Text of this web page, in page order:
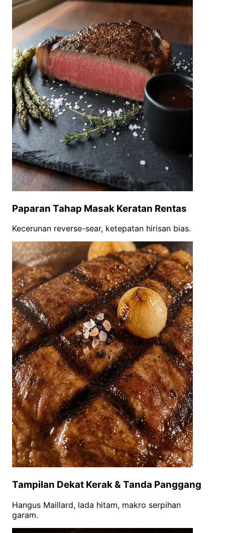
Paparan Tahap Masak Keratan Rentas
Kecerunan reverse-sear, ketepatan hirisan bias.
Tampilan Dekat Kerak & Tanda Panggang
Hangus Maillard, lada hitam, makro serpihan
garam.